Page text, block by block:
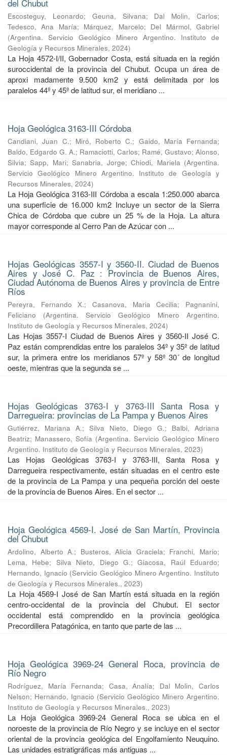
del Chubut
Escosteguy, Leonardo; Geuna, Silvana; Dal Molin, Carlos;
Tedesco, Ana María; Márquez, Marcelo; Del Mármol, Gabriel
(Argentina. Servicio Geológico Minero Argentino. Instituto de
Geología y Recursos Minerales, 2024)
La Hoja 4572-I/II, Gobernador Costa, está situada en la región
suroccidental de la provincia del Chubut. Ocupa un área de
aproxi madamente 9.500 km2 y está delimitada por los
paralelos 44º y 45º de latitud sur, el meridiano ...
Hoja Geológica 3163-III Córdoba
Candiani, Juan C.; Miró, Roberto C.; Gaido, María Fernanda;
Baldo, Edgardo G. A.; Ramaciotti, Carlos; Ramé, Gustavo; Alonso,
Silvia;Sapp, Mari;Sanabria, Jorge;Chiodi, Mariela (Argentina.
Servicio Geológico Minero Argentino. Instituto de Geología y
Recursos Minerales, 2024)
La Hoja Geológica 3163-III Córdoba a escala 1:250.000 abarca
una superficie de 16.000 km2 Incluye un sector de la Sierra
Chica de Córdoba que cubre un 25 % de la Hoja. La altura
mayor corresponde al Cerro Pan de Azúcar con ...
Hojas Geológicas 3557-I y 3560-II. Ciudad de Buenos
Aires y José C. Paz : Provincia de Buenos Aires,
Ciudad Autónoma de Buenos Aires y provincia de Entre
Ríos
Pereyra, Fernando X.;Casanova, Maria Cecilia; Pagnanini,
Feliciano
(Argentina. Servicio Geológico Minero Argentino.
Instituto de Geología y Recursos Minerales, 2024)
Las Hojas 3557-I Ciudad de Buenos Aires y 3560-II José C.
Paz están comprendidas entre los paralelos 34º y 35º de latitud
sur, la primera entre los meridianos 57º y 58º 30´ de longitud
oeste, mientras que la segunda se ...
Hojas Geológicas 3763-I y 3763-III Santa Rosa y
Darregueira: provincias de La Pampa y Buenos Aires
Gutiérrez, Mariana A.; Silva Nieto, Diego G.; Balbi, Adriana
Beatriz; Manassero, Sofía (Argentina. Servicio Geológico Minero
Argentino. Instituto de Geología y Recursos Minerales, 2023)
Las Hojas Geológicas 3763-I y 3763-III, Santa Rosa y
Darregueira respectivamente, están situadas en el centro este
de la provincia de La Pampa y una pequeña porción del oeste
de la provincia de Buenos Aires. En el sector ...
Hoja Geológica 4569-I. José de San Martín, Provincia
del Chubut
Ardolino, Alberto A.; Busteros, Alicia Graciela; Franchi, Mario;
Lema, Hebe; Silva Nieto, Diego G.;Giacosa, Raúl Eduardo;
Hernando, Ignacio (Servicio Geológico Minero Argentino. Instituto
de Geología y Recursos Minerales., 2023)
La Hoja 4569-I José de San Martín está situada en la región
centro-occidental de la provincia del Chubut. El sector
occidental está comprendido en la provincia geológica
Precordillera Patagónica, en tanto que parte de las ...
Hoja Geológica 3969-24 General Roca, provincia de
Río Negro
Rodríguez, María Fernanda; Casa, Analía; Dal Molin, Carlos
Nelson; Hernando, Ignacio (Servicio Geológico Minero Argentino.
Instituto de Geología y Recursos Minerales., 2023)
La Hoja Geológica 3969-24 General Roca se ubica en el
noroeste de la provincia de Río Negro y se incluye en el sector
oriental de la provincia geológica del Engolfamiento Neuquino.
Las unidades estratigráficas más antiguas ...